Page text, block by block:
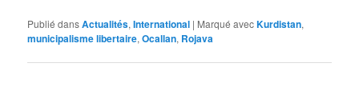
Publié dansActualités,International | Marqué avecKurdistan,
municipalisme libertaire,Ocallan, Rojava